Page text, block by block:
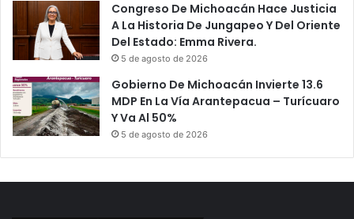
Congreso De Michoacán Hace Justicia
A La Historia De Jungapeo Y Del Oriente
Del Estado: Emma Rivera.
5 de agosto de 2026
Gobierno De Michoacán Invierte 13.6
MDP En La Vía Arantepacua – Turícuaro
Y Va Al 50%
5 de agosto de 2026